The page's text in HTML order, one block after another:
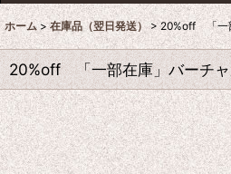
ホーム > 在庫品（翌日発送） > 20%off 「一
20%off 「一部在庫」バー